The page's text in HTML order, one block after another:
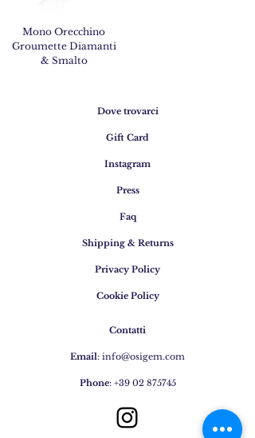
Mono Orecchino
Groumette Diamanti
& Smalto
Dove trovarci
Gift Card
Instagram
Press
Faq
Shipping & Returns
Privacy Policy
Cookie Policy
Contatti
Email: info@osigem.com
Phone: +39 02 875745